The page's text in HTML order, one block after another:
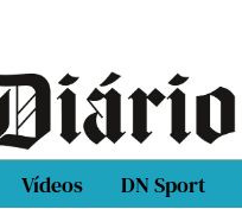
Vídeos DN Sport